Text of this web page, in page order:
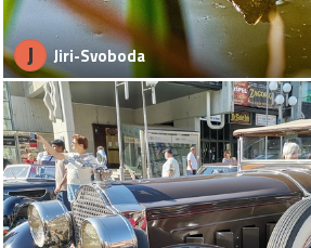
J Jiri-Svoboda